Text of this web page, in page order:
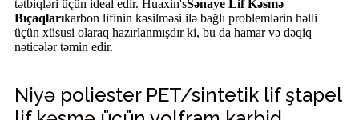
tətbiqləri üçün ideal edir. Huaxin'sSənaye Lif Kəsmə
Bıçaqlarıkarbon lifinin kəsilməsi ilə bağlı problemlərin həlli
üçün xüsusi olaraq hazırlanmışdır ki, bu da hamar və dəqiq
nəticələr təmin edir.
Niyə poliester PET/sintetik lif ştapel